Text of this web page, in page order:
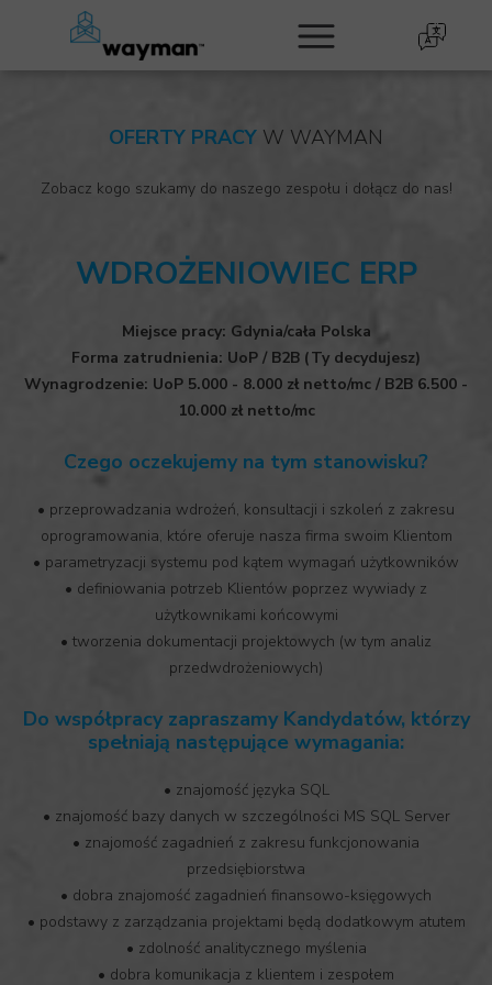
OFERTY PRACY W WAYMAN
Zobacz kogo szukamy do naszego zespołu i dołącz do nas!
WDROŻENIOWIEC ERP
Miejsce pracy: Gdynia/cała Polska
Forma zatrudnienia: UoP / B2B (Ty decydujesz)
Wynagrodzenie: UoP 5.000 - 8.000 zł netto/mc / B2B 6.500 -
10.000 zł netto/mc
Czego oczekujemy na tym stanowisku?
• przeprowadzania wdrożeń, konsultacji i szkoleń z zakresu
oprogramowania, które oferuje nasza firma swoim Klientom
• parametryzacji systemu pod kątem wymagań użytkowników
• definiowania potrzeb Klientów poprzez wywiady z
użytkownikami końcowymi
• tworzenia dokumentacji projektowych (w tym analiz
przedwdrożeniowych)
Do współpracy zapraszamy Kandydatów, którzy
spełniają następujące wymagania:
• znajomość języka SQL
• znajomość bazy danych w szczególności MS SQL Server
• znajomość zagadnień z zakresu funkcjonowania
przedsiębiorstwa
• dobra znajomość zagadnień finansowo-księgowych
• podstawy z zarządzania projektami będą dodatkowym atutem
• zdolność analitycznego myślenia
• dobra komunikacja z klientem i zespołem